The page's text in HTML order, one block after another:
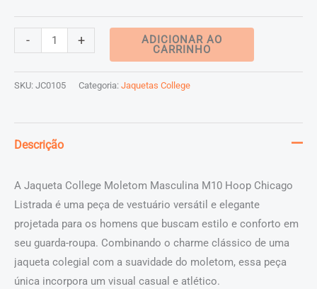
-
College
Moletom
Chicago
quantidade
+ ADICIONAR AO
CARRINHO
SKU: JC0105 Categoria: Jaquetas College
Descrição
A Jaqueta College Moletom Masculina M10 Hoop Chicago
Listrada é uma peça de vestuário versátil e elegante
projetada para os homens que buscam estilo e conforto em
seu guarda-roupa. Combinando o charme clássico de uma
jaqueta colegial com a suavidade do moletom, essa peça
única incorpora um visual casual e atlético.